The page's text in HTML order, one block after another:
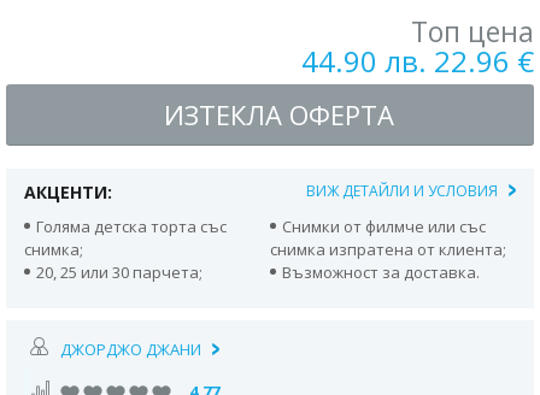
Топ цена
44.90 лв. 22.96 €
ИЗТЕКЛА ОФЕРТА
АКЦЕНТИ: ВИЖ ДЕТАЙЛИ И УСЛОВИЯ
Голяма детска торта със
снимка;
Снимки от филмче или със
снимка изпратена от клиента;
20, 25 или 30 парчета;
Възможност за доставка.
ДЖОРДЖО ДЖАНИ